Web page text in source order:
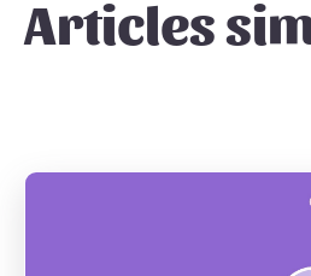
Articles